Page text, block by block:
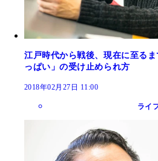
江戸時代から戦後、現在に至る
っぱい」の受け止められ方
2018年02月27日 11:00
ライ